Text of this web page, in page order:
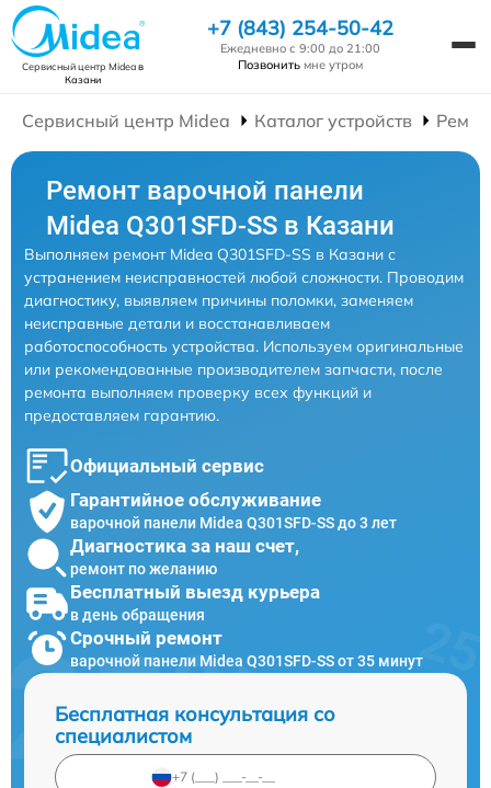
Сервисный центр Mideaв
Казани
+7 (843) 254-50-42
Ежедневно с 9:00 до 21:00
Позвонить мне утром
Сервисный центр Midea Каталог устройств
Ремонт варочной панели
Midea Q301SFD-SS в Казани
Выполняем ремонт Midea Q301SFD-SS в Казани с
устранением неисправностей любой сложности. Проводим
диагностику, выявляем причины поломки, заменяем
неисправные детали и восстанавливаем
работоспособность устройства. Используем оригинальные
или рекомендованные производителем запчасти, после
ремонта выполняем проверку всех функций и
предоставляем гарантию.
Официальный сервис
Гарантийное обслуживание
варочной панели Midea Q301SFD-SS до 3 лет
Диагностика за наш счет,
ремонт по желанию
Бесплатный выезд курьера
в день обращения
Срочный ремонт
варочной панели Midea Q301SFD-SS от 35 минут
Бесплатная консультация со
специалистом